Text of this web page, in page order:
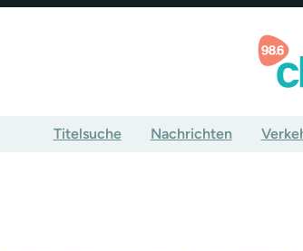
Titelsuche Nachrichten